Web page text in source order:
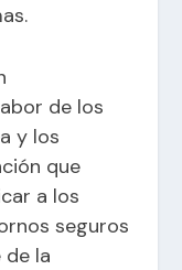
de los
y los
que
a los
seguros
la